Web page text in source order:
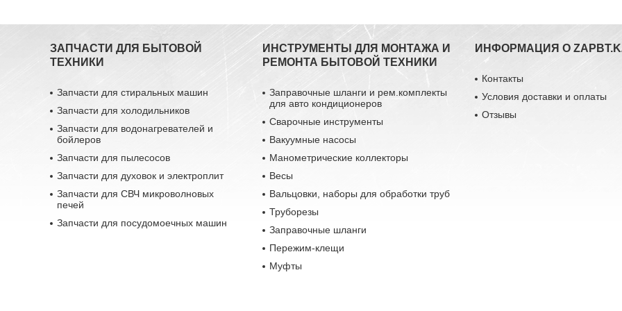
ЗАПЧАСТИ ДЛЯ БЫТОВОЙ
ТЕХНИКИ
Запчасти для стиральных машин
Запчасти для холодильников
Запчасти для водонагревателей и
бойлеров
Запчасти для пылесосов
Запчасти для духовок и электроплит
Запчасти для СВЧ микроволновых
печей
Запчасти для посудомоечных машин
ИНСТРУМЕНТЫ ДЛЯ МОНТАЖА И
РЕМОНТА БЫТОВОЙ ТЕХНИКИ
Заправочные шланги и рем.комплекты
для авто кондиционеров
Сварочные инструменты
Вакуумные насосы
Манометрические коллекторы
Весы
Вальцовки, наборы для обработки труб
Труборезы
Заправочные шланги
Пережим-клещи
Муфты
ИНФОРМАЦИЯ О
Контакты
Условия доставки и оплаты
Отзывы